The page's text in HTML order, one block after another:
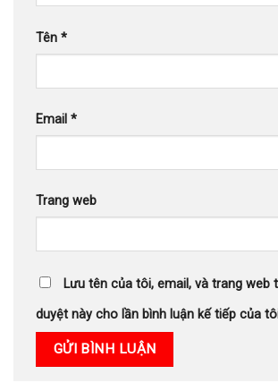
Tên *
Email *
Trang web
Lưu tên của tôi, email, và trang web
duyệt này cho lần bình luận kế tiếp của